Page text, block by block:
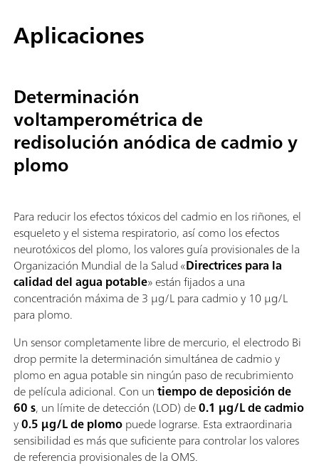
Aplicaciones
Determinación
voltamperométrica de
redisolución anódica de cadmio y
plomo
Para reducir los efectos tóxicos del cadmio en los riñones, el
esqueleto y el sistema respiratorio, así como los efectos
neurotóxicos del plomo, los valores guía provisionales de la
Organización Mundial de la Salud «Directrices para la
calidad del agua potable» están fijados a una
concentración máxima de 3 µg/L para cadmio y 10 µg/L
para plomo.
Un sensor completamente libre de mercurio, el electrodo Bi
drop permite la determinación simultánea de cadmio y
plomo en agua potable sin ningún paso de recubrimiento
de película adicional. Con untiempo de deposición de
60 s, un límite de detección (LOD) de0.1 µg/L de cadmio
y0.5 µg/L de plomopuede lograrse. Esta extraordinaria
sensibilidad es más que suficiente para controlar los valores
de referencia provisionales de la OMS.